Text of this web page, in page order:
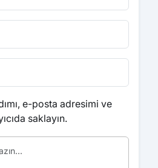
e-posta adresimi ve
saklayın.